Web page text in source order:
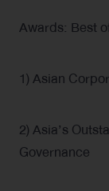
Awards: Best
1) Asian
2) Asia’s
Governance